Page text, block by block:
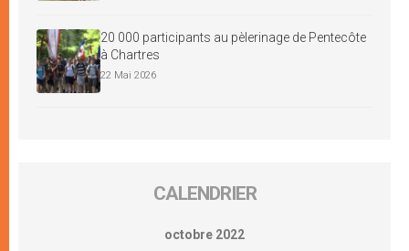
20 000 participants au pèlerinage de Pentecôte
à Chartres
22 Mai 2026
CALENDRIER
octobre 2022